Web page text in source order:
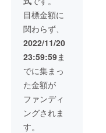
数週間
にわた
り、月
曜日か
ら金曜
後の限
定時間
と土曜
日の限
定時間
を計画
中で
（2個）
クール
宅急便
（冷凍
タイ
プ）で
お送り
いたし
ます。
目標金額に
関わらず、
2022/11/20
23:59:59ま
でに集まっ
た金額が
ファンディ
ングされま
す。